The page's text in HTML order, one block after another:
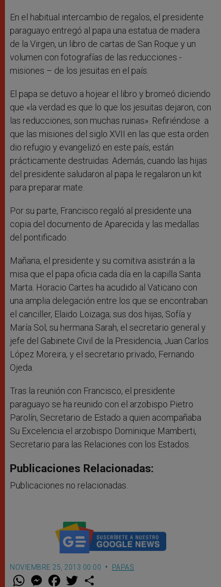
En el habitual intercambio de regalos, el presidente
paraguayo entregó al papa una estatua de madera
de la Virgen, un libro de cartas de San Roque y un
volumen con fotografías de las reducciones -
misiones – de los jesuitas en el país.
El papa se detuvo a hojear el libro y bromeó diciendo
que «la verdad es que lo que los jesuitas dejaron, con
las reducciones, son muchas ruinas». Refiriéndose a
que las misiones del siglo XVII en las que esta orden
dio refugio y evangelizó en este país, están
prácticamente destruidas. Además, cuando las hijas
del presidente saludaron al papa le regalaron un kit
para preparar mate.
Por su parte, Francisco regaló al presidente una
copia del documento de Aparecida y las medallas
del pontificado.
Mañana, el presidente y su comitiva asistirán a la
misa que el papa oficia cada día en la capilla Santa
Marta. Horacio Cartes ha acudido al Vaticano con
una amplia delegación entre los que se encontraban
el canciller, Elaido Loizaga; sus dos hijas, Sofía y
María Sol; su hermana Sarah, el secretario general y
jefe del Gabinete Civil de la Presidencia, Juan Carlos
López Moreira, y el secretario privado, Fernando
Ojeda.
Tras la reunión con Francisco, el presidente
paraguayo se ha reunido con el arzobispo Pietro
Parolín, Secretario de Estado a quien acompañaba
Su Excelencia el arzobispo Dominique Mamberti,
Secretario para las Relaciones con los Estados.
Publicaciones Relacionadas:
Publicaciones no relacionadas.
NOVIEMBRE 25, 2013 00:00 PAPAS
W M
e
F
a w